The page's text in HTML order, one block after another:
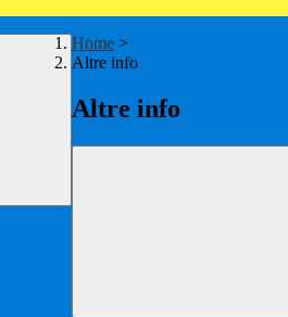
Home >
Altre info
Altre info